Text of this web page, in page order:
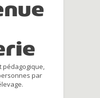
pédagogique,
par